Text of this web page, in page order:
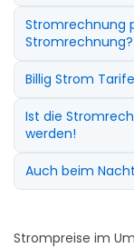
Stromrechnung
Stromrechnung?
Billig Strom
Ist die
werden!
Auch beim
Strompreise im